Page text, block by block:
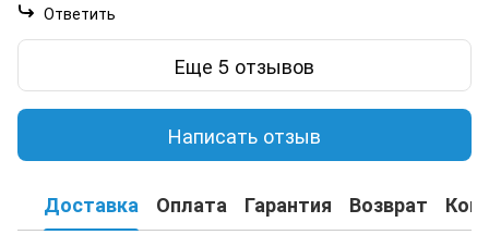
Ответить
Еще 5 отзывов
Написать отзыв
Доставка Оплата Гарантия Возврат